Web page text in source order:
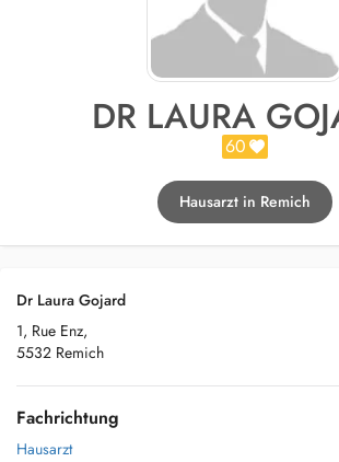
DR LAURA
60
Hausarzt in Remich
Dr Laura Gojard
1, Rue Enz,
5532 Remich
Fachrichtung
Hausarzt